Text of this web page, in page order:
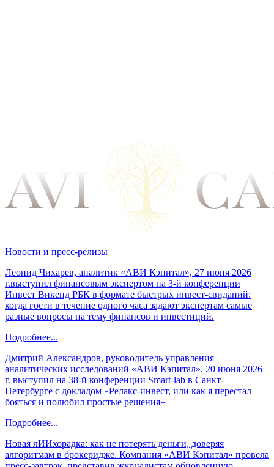
Новости и пресс-релизы
Леонид Чихарев, аналитик «АВИ Кэпитал», 27 июня 2026
г.выступил финансовым экспертом на 3-й конференции
Инвест Викенд РБК в формате быстрых инвест-свиданий:
когда гости в течение одного часа задают экспертам самые
разные вопросы на тему финансов и инвестиций.
Подробнее...
Дмитрий Александров, руководитель управления
аналитических исследований «АВИ Кэпитал», 20 июня 2026
г. выступил на 38-й конференции Smart-lab в Санкт-
Петербурге с докладом «Релакс-инвест, или как я перестал
бояться и полюбил простые решения»
Подробнее...
Новая лИИхорадка: как не потерять деньги, доверяя
алгоритмам в брокеридже. Компания «АВИ Кэпитал» провела